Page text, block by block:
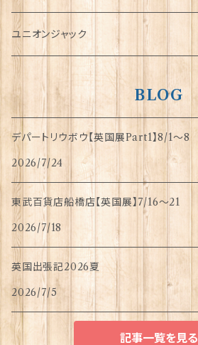
指貫(シンブル)
ユニオンジャック
BLOG
デパートリウボウ【英国展Part1】8/1〜8
2026/7/24
東武百貨店船橋店【英国展】7/16～21
2026/7/18
英国出張記2026夏
2026/7/5
記事一覧を見る